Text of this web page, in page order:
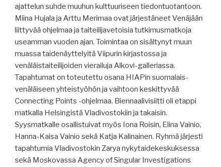
ajattelun suhde muuhun kulttuuriseen tiedontuotantoon.
Miina Hujala ja Arttu Merimaa ovat järjestäneet Venäjään
liittyvää ohjelmaa ja taiteilijavetoisia tutkimusmatkoja
useamman vuoden ajan. Toimintaa on sisältynyt muun
muassa taidenäyttelyitä Viipurin kirjastossa ja
venäläistaiteilijoiden vierailuja Alkovi-galleriassa.
Tapahtumat on toteutettu osana HIAPin suomalais-
venäläiseen yhteistyöhön ja vaihtoon keskittyvää
Connecting Points -ohjelmaa. Biennaalivisiitti oli etappi
matkalla Helsingistä Vladivostokiin ja takaisin.
Syysmatkalle osallistuivat myös Iona Roisin, Elina Vainio,
Hanna-Kaisa Vainio sekä Katja Kalinainen. Ryhmä järjesti
tapahtumia Vladivostokin Zarya nykytaidekeskuksessa
sekä Moskovassa Agency of Singular Investigations